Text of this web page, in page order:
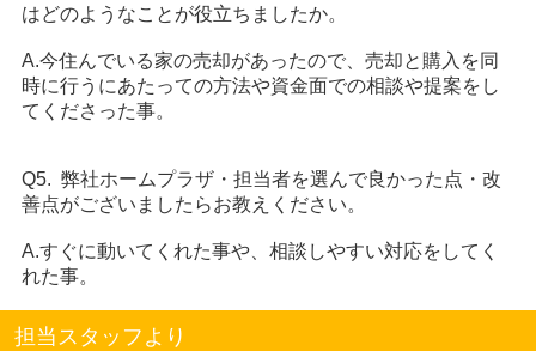
はどのようなことが役立ちましたか。
A.今住んでいる家の売却があったので、売却と購入を同
時に行うにあたっての方法や資金面での相談や提案をし
てくださった事。
Q5. 弊社ホームプラザ・担当者を選んで良かった点・改
善点がございましたらお教えください。
A.すぐに動いてくれた事や、相談しやすい対応をしてく
れた事。
担当スタッフより